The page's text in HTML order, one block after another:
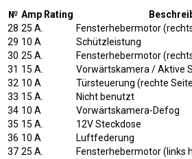
№ Amp Rating
28 25 A.
Fensterhebermotor
29 10 A
Schützleistung
30 25 A.
Fensterhebermotor
31 15 A.
Vorwärtskamera / Aktive
32 10 A
Türsteuerung (rechte
33 15 A.
Nicht benutzt
34 10 A
Vorwärtskamera-Defog
35 15 A.
12V Steckdose
36 10 A
Luftfederung
37 25 A.
Fensterhebermotor (links